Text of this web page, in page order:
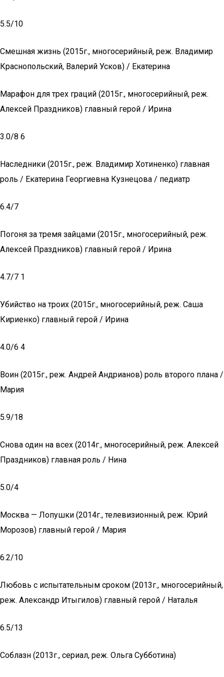
5.5/10
Смешная жизнь (2015г., многосерийный, реж. Владимир
Краснопольский, Валерий Усков) / Екатерина
Марафон для трех граций (2015г., многосерийный, реж.
Алексей Праздников) главный герой / Ирина
3.0/8 6
Наследники (2015г., реж. Владимир Хотиненко) главная
роль / Екатерина Георгиевна Кузнецова / педиатр
6.4/7
Погоня за тремя зайцами (2015г., многосерийный, реж.
Алексей Праздников) главный герой / Ирина
4.7/7 1
Убийство на троих (2015г., многосерийный, реж. Саша
Кириенко) главный герой / Ирина
4.0/6 4
Воин (2015г., реж. Андрей Андрианов) роль второго плана /
Мария
5.9/18
Снова один на всех (2014г., многосерийный, реж. Алексей
Праздников) главная роль / Нина
5.0/4
Москва — Лопушки (2014г., телевизионный, реж. Юрий
Морозов) главный герой / Мария
6.2/10
Любовь с испытательным сроком (2013г., многосерийный,
реж. Александр Итыгилов) главный герой / Наталья
6.5/13
Соблазн (2013г., сериал, реж. Ольга Субботина)